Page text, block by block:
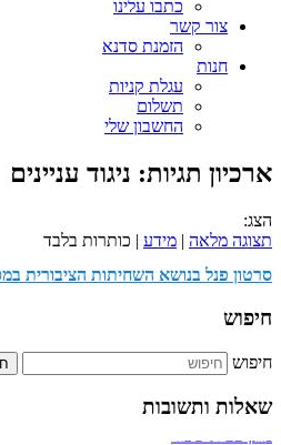
כתבו עלינו
צור קשר
הזמנת סדנא
חנות
עגלת קניות
תשלום
החשבון שלי
ארכיון תגיות: ניגוד עניינים
הצג:
תצוגה מלאה | מידע | כותרות בלבד
סרטון פנל בנושא השחיתות הציבורית
חיפוש
חיפוש
שאלות ותשובות